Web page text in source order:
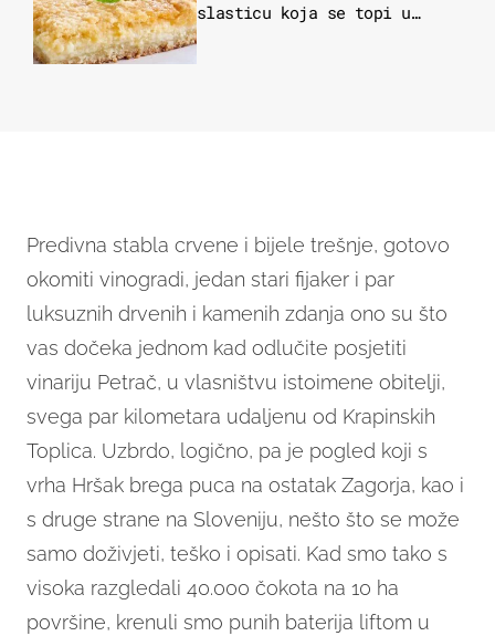
slasticu koja se topi u
Predivna stabla crvene i bijele trešnje, gotovo
okomiti vinogradi, jedan stari fijaker i par
luksuznih drvenih i kamenih zdanja ono su što
vas dočeka jednom kad odlučite posjetiti
vinariju Petrač, u vlasništvu istoimene obitelji,
svega par kilometara udaljenu od Krapinskih
Toplica. Uzbrdo, logično, pa je pogled koji s
vrha Hršak brega puca na ostatak Zagorja, kao i
s druge strane na Sloveniju, nešto što se može
samo doživjeti, teško i opisati. Kad smo tako s
visoka razgledali 40.000 čokota na 10 ha
površine, krenuli smo punih baterija liftom u